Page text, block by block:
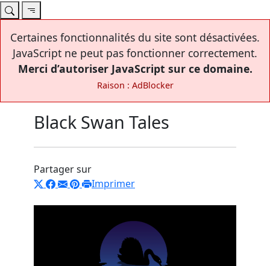
Certaines fonctionnalités du site sont désactivées.
JavaScript ne peut pas fonctionner correctement.
Merci d’autoriser JavaScript sur ce domaine.
Raison : AdBlocker
Black Swan Tales
Partager sur
Imprimer